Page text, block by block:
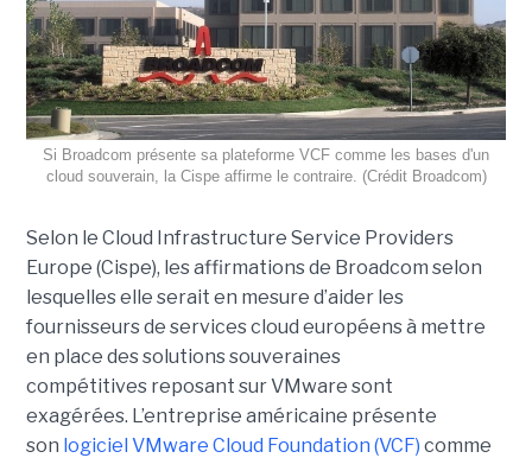
Si Broadcom présente sa plateforme VCF comme les bases d'un
cloud souverain, la Cispe affirme le contraire. (Crédit Broadcom)
Selon le Cloud Infrastructure Service Providers
Europe (Cispe), les affirmations de Broadcom selon
lesquelles elle serait en mesure d’aider les
fournisseurs de services cloud européens à mettre
en place des solutions souveraines
compétitives reposant sur VMware sont
exagérées. L’entreprise américaine présente
son logiciel VMware Cloud Foundation (VCF) comme